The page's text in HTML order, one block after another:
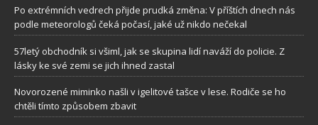
Po extrémních vedrech přijde prudká změna: V příštích dnech nás
podle meteorologů čeká počasí, jaké už nikdo nečekal
57letý obchodník si všiml, jak se skupina lidí naváží do policie. Z
lásky ke své zemi se jich ihned zastal
Novorozené miminko našli v igelitové tašce v lese. Rodiče se ho
chtěli tímto způsobem zbavit